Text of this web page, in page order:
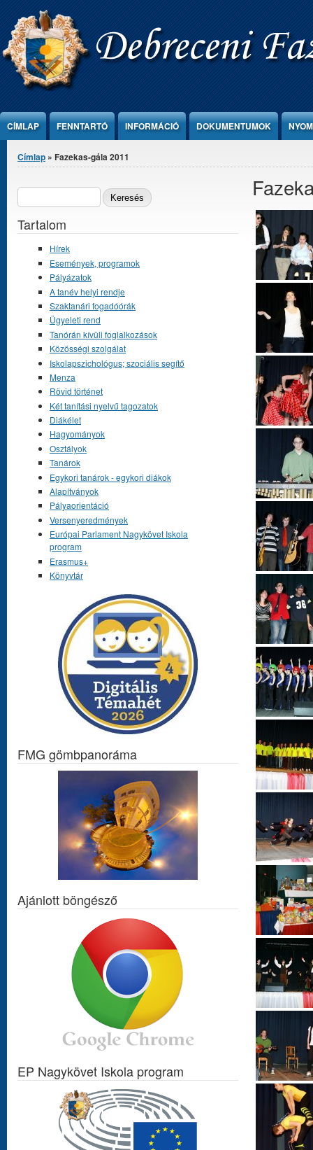
Ugrás a tartalomra
CÍMLAP FENNTARTÓ INFORMÁCIÓ DOKUMENTUMOK
Jelenlegi hely
Címlap » Fazekas-gála 2011
Keresés űrlap
Tartalom
Hírek
Események, programok
Pályázatok
A tanév helyi rendje
Szaktanári fogadóórák
Ügyeleti rend
Tanórán kívüli foglalkozások
Közösségi szolgálat
Iskolapszichológus; szociális segítő
Menza
Rövid történet
Két tanítási nyelvű tagozatok
Diákélet
Hagyományok
Osztályok
Tanárok
Egykori tanárok - egykori diákok
Alapítványok
Pályaorientáció
Versenyeredmények
Európai Parlament Nagykövet Iskola
program
Erasmus+
Könyvtár
FMG gömbpanoráma
Ajánlott böngésző
EP Nagykövet Iskola program